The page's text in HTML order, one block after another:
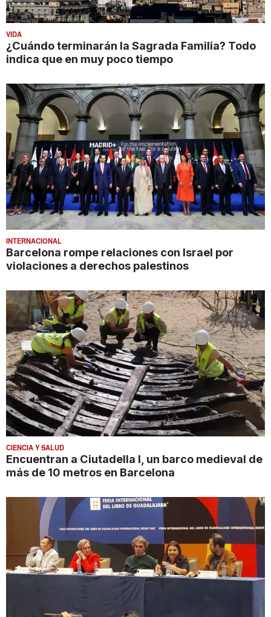
VIDA
¿Cuándo terminarán la Sagrada Familia? Todo
indica que en muy poco tiempo
INTERNACIONAL
Barcelona rompe relaciones con Israel por
violaciones a derechos palestinos
CIENCIA Y SALUD
Encuentran a Ciutadella I, un barco medieval de
más de 10 metros en Barcelona